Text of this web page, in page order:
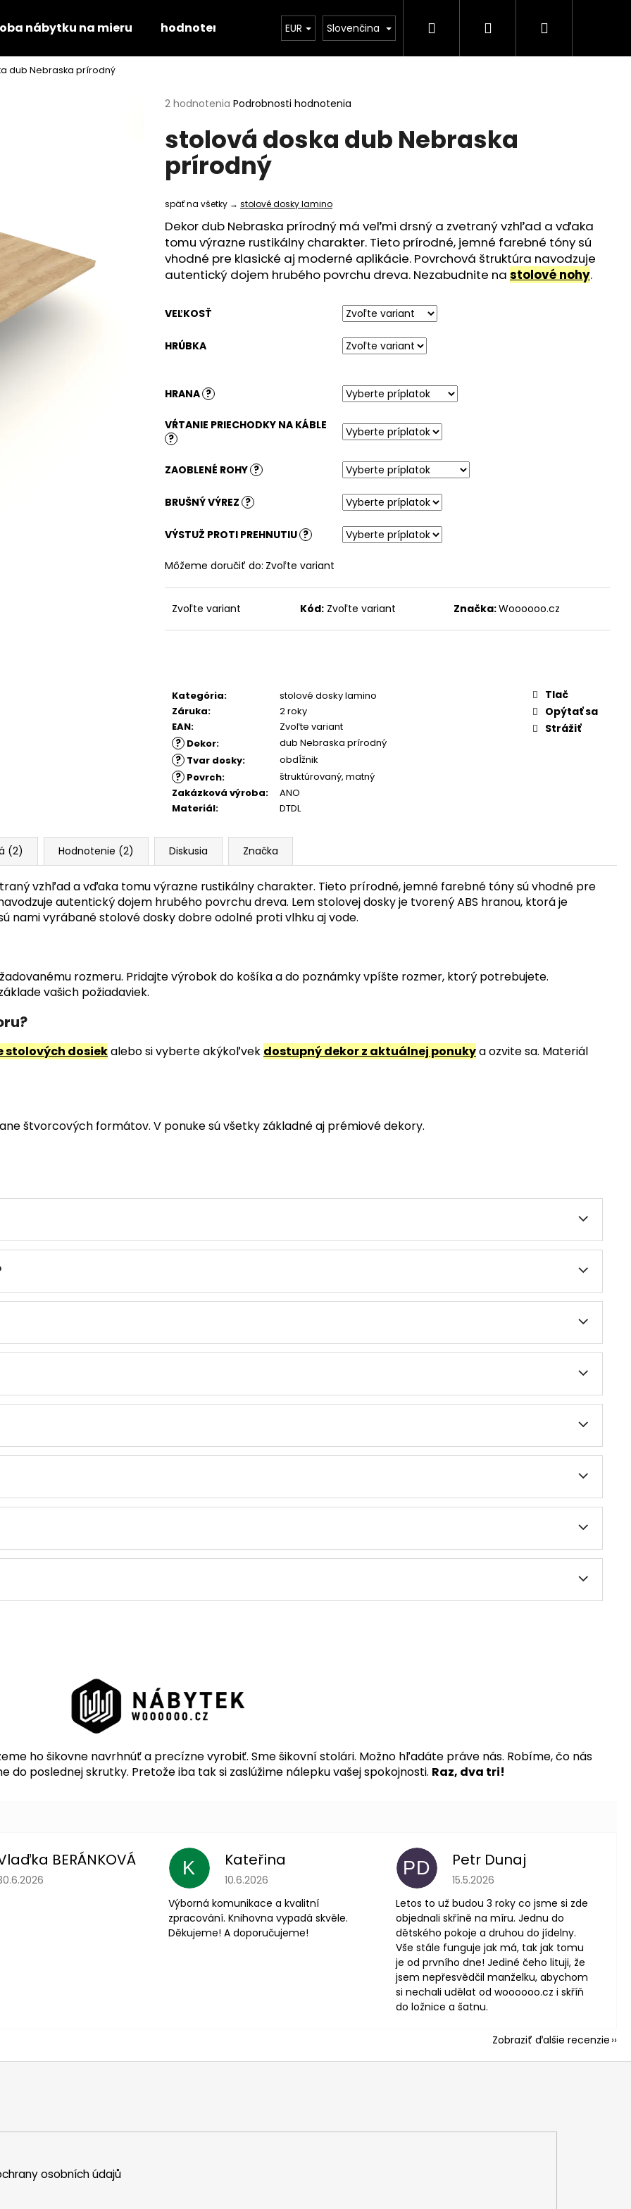
nábytku na mieru hodnotenie obchodu kontakt
EUR Slovenčina Hľadať PrihlásenieNákupný
dub Nebraska prírodný
Priemerné
produktu
je
5
hviezdičiek.
2 hodnotenia Podrobnosti hodnotenia
stolová doska dub Nebraska
prírodný
späť na všetky → stolové dosky lamino
Dekor dub Nebraska prírodný má veľmi drsný a zvetraný vzhľad a vďaka
tomu výrazne rustikálny charakter. Tieto prírodné, jemné farebné tóny sú
vhodné pre klasické aj moderné aplikácie. Povrchová štruktúra navodzuje
autentický dojem hrubého povrchu dreva. Nezabudnite na stolové nohy.
VEĽKOSŤ
HRÚBKA
HRANA ?
VŔTANIE PRIECHODKY NA KÁBLE
?
ZAOBLENÉ ROHY ?
BRUŠNÝ VÝREZ ?
VÝSTUŽ PROTI PREHNUTIU ?
Môžeme doručiť do: Zvoľte variant
Zvoľte variant Kód: Zvoľte variant Značka:Woooooo.cz
Kategória:
stolové dosky lamino
Záruka:
2 roky
EAN: Zvoľte variant
? Dekor: dub Nebraska prírodný
? Tvar dosky: obdĺžnik
? Povrch: štruktúrovaný, matný
Zakázková výroba:
ANO
Materiál: DTDL
Tlač
Opýtať sa
Strážiť
(2) Hodnotenie (2) Diskusia Značka
vzhľad a vďaka tomu výrazne rustikálny charakter. Tieto prírodné, jemné farebné tóny sú vhodné pre
autentický dojem hrubého povrchu dreva. Lem stolovej dosky je tvorený ABS hranou, ktorá je
nami vyrábané stolové dosky dobre odolné proti vlhku aj vode.
rozmeru. Pridajte výrobok do košíka a do poznámky vpíšte rozmer, ktorý potrebujete.
vašich požiadaviek.
stolových dosiekalebo si vyberte akýkoľvek dostupný dekor z aktuálnej ponukya ozvite sa. Materiál
štvorcových formátov. V ponuke sú všetky základné aj prémiové dekory.
ho šikovne navrhnúť a precízne vyrobiť. Sme šikovní stolári. Možno hľadáte práve nás. Robíme, čo nás
do poslednej skrutky. Pretože iba tak si zaslúžime nálepku vašej spokojnosti. Raz, dva tri!
BERÁNKOVÁ
obchodu je 5 z 5 hviezdičiek.
K Kateřina
Hodnotenie obchodu je 5 z 5 hviezdičiek.
10.6.2026
Výborná komunikace a kvalitní
zpracování. Knihovna vypadá skvěle.
Děkujeme! A doporučujeme!
PD Petr Dunaj
Hodnotenie obchodu je 5 z 5
15.5.2026
Letos to už budou 3 roky co jsme si zde
objednali skříně na míru. Jednu do
dětského pokoje a druhou do jídelny.
Vše stále funguje jak má, tak jak tomu
je od prvního dne! Jediné čeho lituji, že
jsem nepřesvědčil manželku, abychom
si nechali udělat od woooooo.cz i skříň
do ložnice a šatnu.
Zobraziť ďalšie recenzie
Čo potrebujete nájsť?
HĽADAŤ
DOSKA HALIFAX PRÍRODNÝ
€
STOLOVÁ DOSKA POLKRUH NEBRASKA
osobních údajů